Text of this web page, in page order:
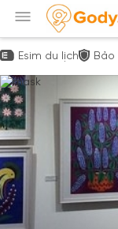
Esim du lịch Bảo